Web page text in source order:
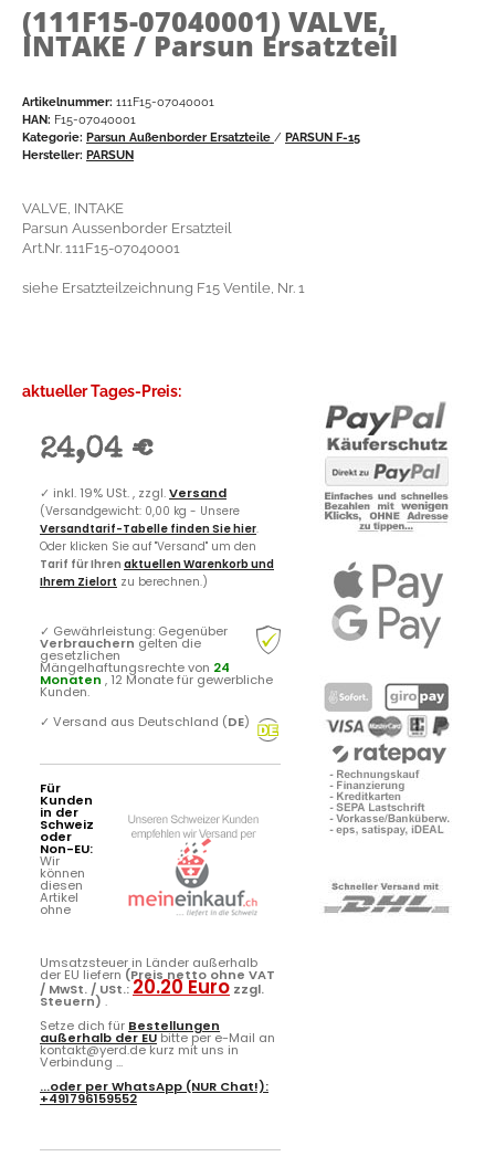
(111F15-07040001) VALVE,
INTAKE / Parsun Ersatzteil
Artikelnummer: 111F15-07040001
HAN: F15-07040001
Kategorie: Parsun Außenborder Ersatzteile / PARSUN F-15
Hersteller: PARSUN
VALVE, INTAKE
Parsun Aussenborder Ersatzteil
Art.Nr. 111F15-07040001
siehe Ersatzteilzeichnung F15 Ventile, Nr. 1
aktueller Tages-Preis:
24,04 €
✓ inkl. 19% USt. , zzgl.Versand
(Versandgewicht: 0,00 kg - Unsere
Versandtarif-Tabelle finden Sie hier.
Oder klicken Sie auf "Versand" um den
Tarif für Ihren aktuellen Warenkorb und
Ihrem Zielort zu berechnen.)
✓ Gewährleistung: Gegenüber
Verbrauchern gelten die
gesetzlichen
Mängelhaftungsrechte von 24
Monaten , 12 Monate für gewerbliche
Kunden.
✓ Versand aus Deutschland (DE)
Für
Kunden
in der
Schweiz
oder
Non-EU:
Wir
können
diesen
Artikel
ohne
Umsatzsteuer in Länder außerhalb
der EU liefern (Preis netto ohne VAT
/ MwSt. / USt.:20.20 Euro zzgl.
Steuern) .
Setze dich für Bestellungen
außerhalb der EUbitte per e-Mail an
kontakt@yerd.de kurz mit uns in
Verbindung ...
...oder perWhatsApp (NUR Chat!):
+491796159552